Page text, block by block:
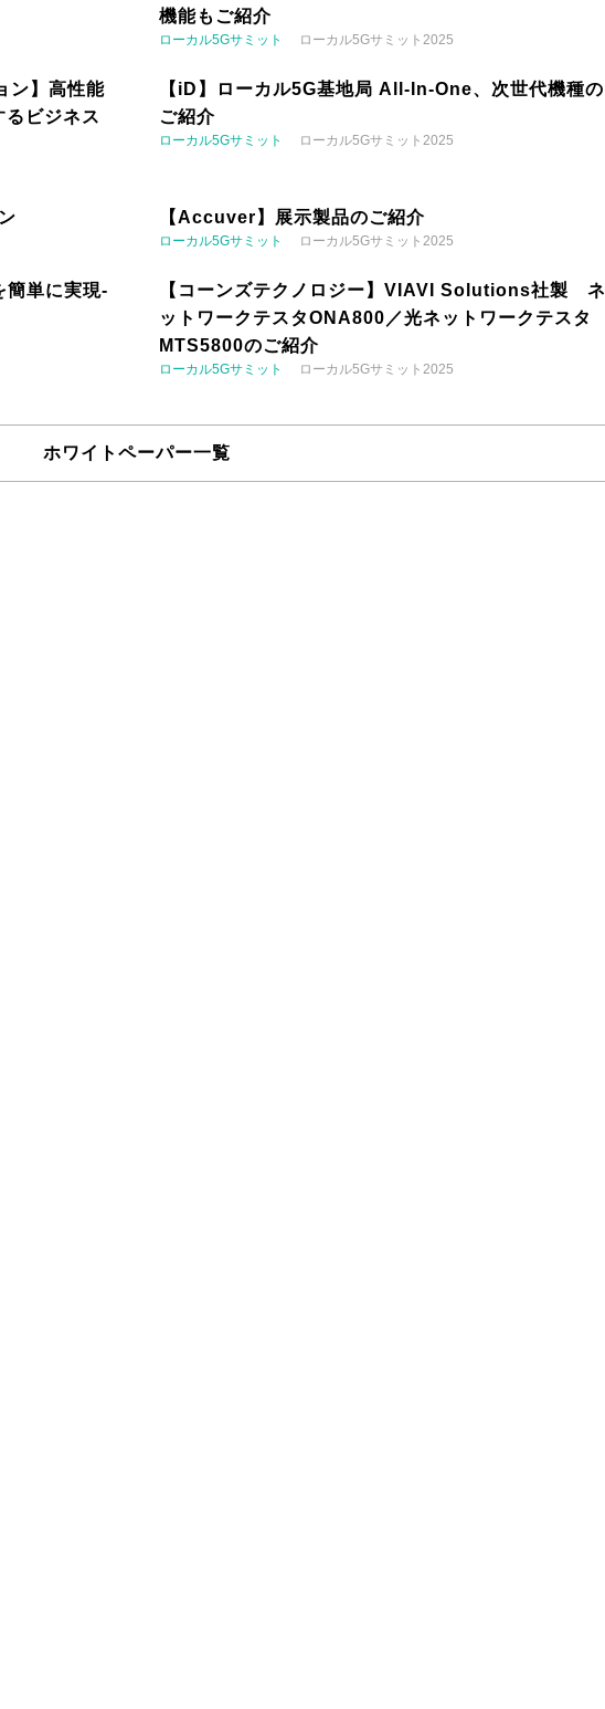
機能もご紹介
ローカル5Gサミット ローカル5Gサミット2025
ン】高性能
るビジネス
【iD】ローカル5G基地局 All-In-One、次世代機種の
ご紹介
ローカル5Gサミット ローカル5Gサミット2025
【Accuver】展示製品のご紹介
ローカル5Gサミット ローカル5Gサミット2025
簡単に実現-
【コーンズテクノロジー】VIAVI Solutions社製 ネ
ットワークテスタONA800／光ネットワークテスタ
MTS5800のご紹介
ローカル5Gサミット ローカル5Gサミット2025
ホワイトペーパー一覧